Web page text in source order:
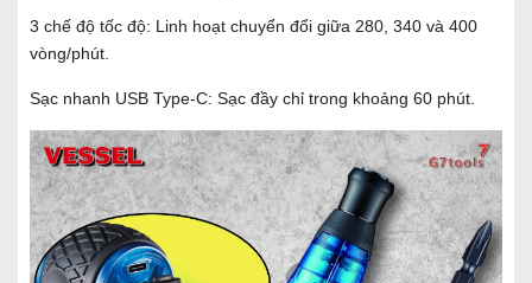
3 chế độ tốc độ: Linh hoạt chuyển đổi giữa 280, 340 và 400
vòng/phút.
Sạc nhanh USB Type-C: Sạc đầy chỉ trong khoảng 60 phút.